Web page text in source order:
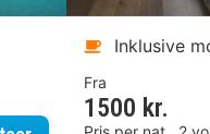
Inklusive
Fra
1500 kr.